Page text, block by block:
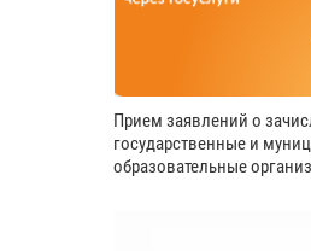
Прием заявлений о
государственные и
образовательные